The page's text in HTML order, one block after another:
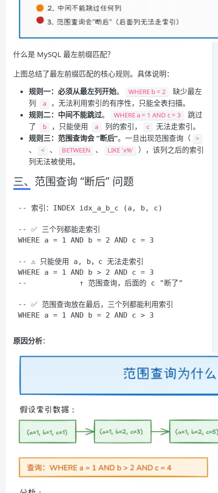
什么是 MySQL 最左前缀匹配？
上图总结了最左前缀匹配的核心规则。具体说明：
规则一：必须从最左列开始。 WHERE b = 2
缺少最左
列
a
，无法利用索引的有序性，只能全表扫描。
规则二：中间不能跳过。 WHERE a = 1 AND c = 3
跳过
了
b ，只能使用 a 列的索引， c
无法走索引。
规则三：范围查询会 “断后”。一旦出现范围查询（ >
、 < 、 BETWEEN 、 LIKE 'x%'
），该列之后的索引
列无法被使用。
三、范围查询 “断后” 问题
-- 索引：INDEX idx_a_b_c (a, b, c)
-- ✅ 三个列都能走索引
WHERE a = 1 AND b = 2 AND c = 3
-- ⚠️ 只能使用 a, b，c 无法走索引
WHERE a = 1 AND b > 2 AND c = 3
--            ↑ 范围查询，后面的 c "断了"
-- ✅ 范围查询放在最后，三个列都能利用索引
WHERE a = 1 AND b = 2 AND c > 3
原因分析：